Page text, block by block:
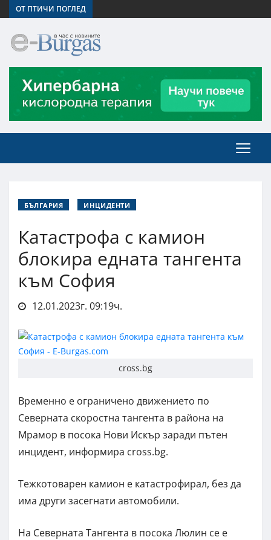
ОТ ПТИЧИ ПОГЛЕД
БЪЛГАРИЯ ИНЦИДЕНТИ
Катастрофа с камион
блокира едната тангента
към София
12.01.2023г. 09:19ч.
cross.bg
Временно е ограничено движението по
Северната скоростна тангента в района на
Мрамор в посока Нови Искър заради пътен
инцидент, информира cross.bg.
Тежкотоварен камион е катастрофирал, без да
има други засегнати автомобили.
На Северната Тангента в посока Люлин се е